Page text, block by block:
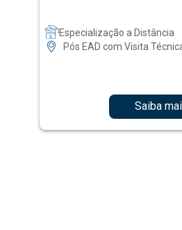
Especialização a Distância
Pós EAD com Visita
Saiba